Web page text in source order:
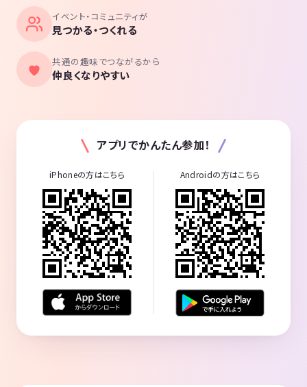
イベント・コミュニティが
見つかる・つくれる
共通の趣味でつながるから
仲良くなりやすい
アプリでかんたん参加！
iPhoneの方はこちら Androidの方はこちら